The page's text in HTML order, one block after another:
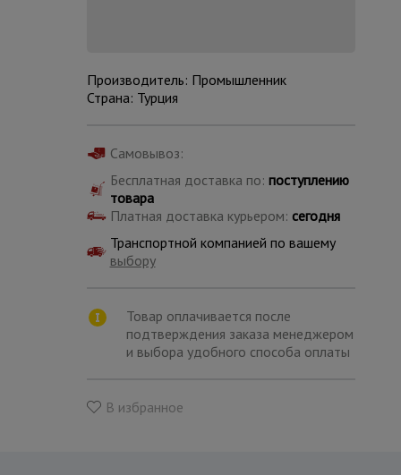
всех
Производитель: Промышленник
Страна: Турция
Самовывоз:
Бесплатная доставка по: поступлению
товара
Платная доставка курьером: сегодня
Транспортной компанией по вашему
выбору
Товар оплачивается после
подтверждения заказа менеджером
и выбора удобного способа оплаты
В избранное